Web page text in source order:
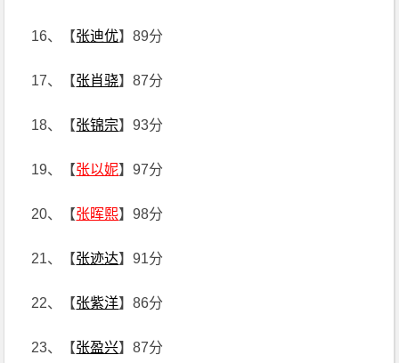
16、【张迪优】89分
17、【张肖骁】87分
18、【张锦宗】93分
19、【张以妮】97分
20、【张晖熙】98分
21、【张迹达】91分
22、【张紫洋】86分
23、【张盈兴】87分